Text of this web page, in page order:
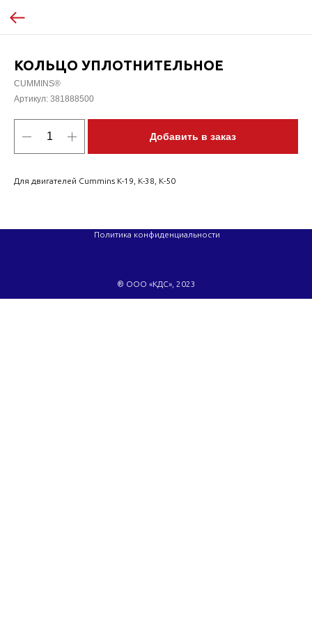
КОЛЬЦО УПЛОТНИТЕЛЬНОЕ
CUMMINS®
Артикул: 381888500
Добавить в заказ
Для двигателей Cummins K-19, K-38, K-50
® ООО «КДС», 2023
Политика конфиденциальности